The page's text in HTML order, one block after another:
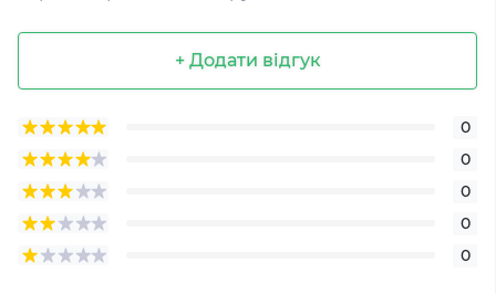
+ Додати відгук
0
0
0
0
0